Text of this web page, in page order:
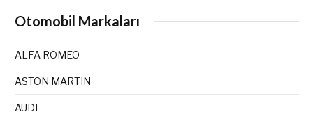
Otomobil Markaları
ALFA ROMEO
ASTON MARTIN
AUDI